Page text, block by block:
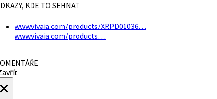
KDE TO SEHNAT
www.vivaia.com/products/XRPD01036…
www.vivaia.com/products…